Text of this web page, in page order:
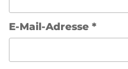
E-Mail-Adresse *